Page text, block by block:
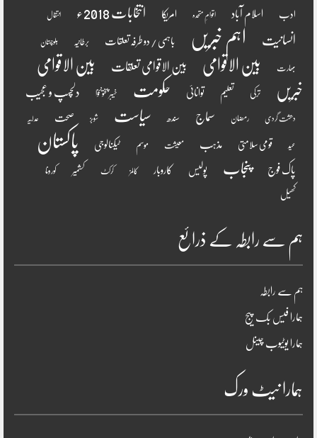
ادب اسلام آباد اقوامِ متحدہ امریکا انتخابات 2018ء انتقال
انسانیت اہم خبریں باہمی / دو طرفہ تعلقات برطانیہ بلوچستان
بھارت بین الاقوامی بین الاقوامی تعلقات
بین الاقوامی
خبریں
ترکی تعلیم توانائی حکومت خیبر پختونخوا دلچسپ و عجیب
دھشت گردی رمضان سماج سندھ سیاست شوبز صحت عدلیہ
عید قومی سلامتی مذہب معیشت موسم ٹیکنالوجی پاکستان
پاک فوج پنجاب پولیس کاروبار کالمز کرکٹ کشمیر کورونا
کھیل
ہم سے رابطہ کے ذرائع
ہم سے رابطہ
ہمارا فیس بک پیج
ہمارا یوٹیوب چینل
ہمارا نیٹ ورک